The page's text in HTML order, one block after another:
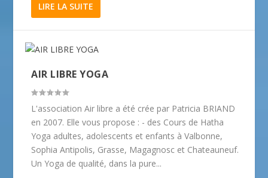
LIRE LA SUITE
AIR LIBRE YOGA
L'association Air libre a été crée par Patricia BRIAND
en 2007. Elle vous propose : - des Cours de Hatha
Yoga adultes, adolescents et enfants à Valbonne,
Sophia Antipolis, Grasse, Magagnosc et Chateauneuf.
Un Yoga de qualité, dans la pure...